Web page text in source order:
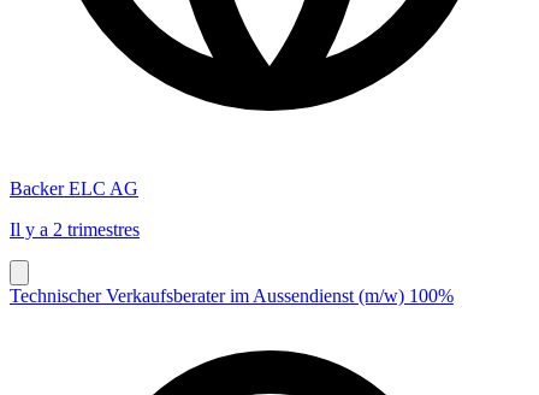
Backer ELC AG
Il y a 2 trimestres
Technischer Verkaufsberater im Aussendienst (m/w) 100%